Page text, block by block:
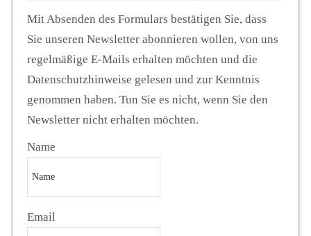
Mit Absenden des Formulars bestätigen Sie, dass
Sie unseren Newsletter abonnieren wollen, von uns
regelmäßige E-Mails erhalten möchten und die
Datenschutzhinweise gelesen und zur Kenntnis
genommen haben. Tun Sie es nicht, wenn Sie den
Newsletter nicht erhalten möchten.
Name
Email